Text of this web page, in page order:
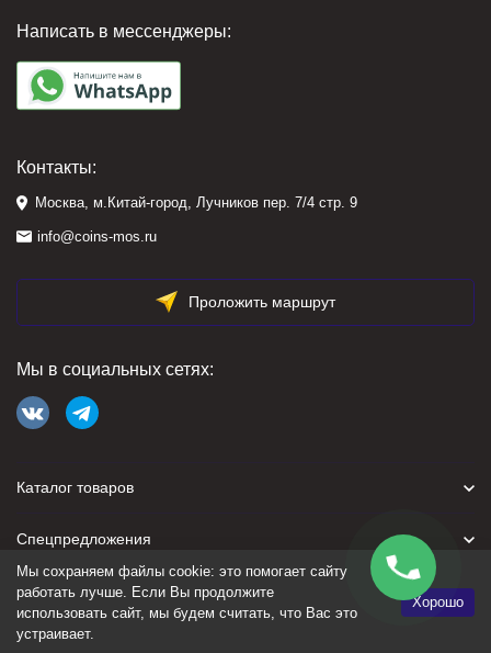
Написать в мессенджеры:
Контакты:
Москва, м.Китай-город, Лучников пер. 7/4 стр. 9
info@coins-mos.ru
Проложить маршрут
Мы в социальных сетях:
Каталог товаров
Спецпредложения
Для покупателя
Мы сохраняем файлы cookie: это помогает сайту
работать лучше. Если Вы продолжите
использовать сайт, мы будем считать, что Вас это
устраивает.
Хорошо